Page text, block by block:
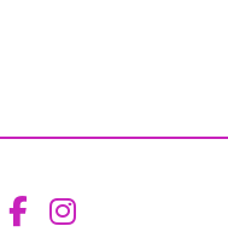
Aceder ao
Aceder ao